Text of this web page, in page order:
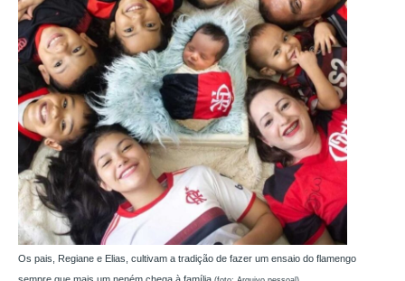
Os pais, Regiane e Elias, cultivam a tradição de fazer um ensaio do flamengo